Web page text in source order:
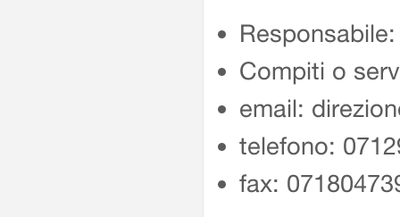
Compiti o
email:
telefono:
fax: